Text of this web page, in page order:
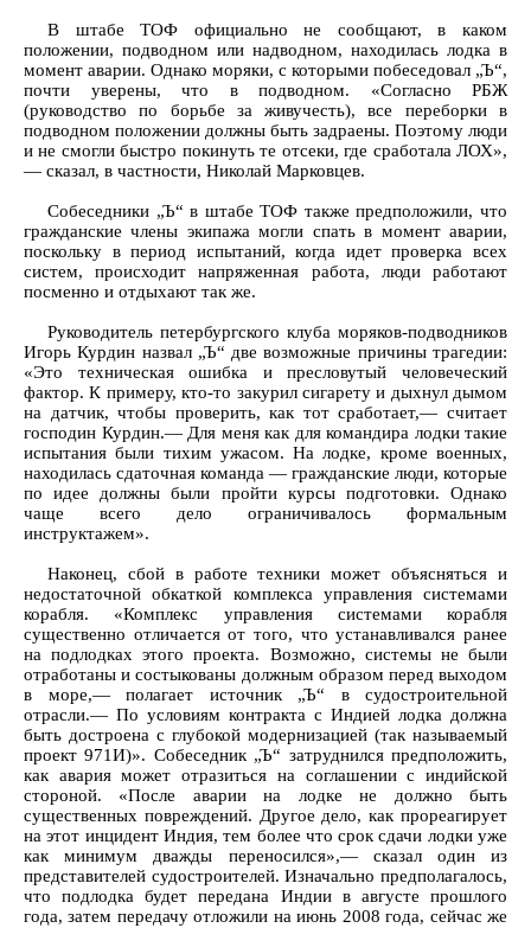
В штабе ТОФ официально не сообщают, в каком
положении, подводном или надводном, находилась лодка в
момент аварии. Однако моряки, с которыми побеседовал „Ъ“,
почти уверены, что в подводном. «Согласно РБЖ
(руководство по борьбе за живучесть), все переборки в
подводном положении должны быть задраены. Поэтому люди
и не смогли быстро покинуть те отсеки, где сработала ЛОХ»,
— сказал, в частности, Николай Марковцев.
Собеседники „Ъ“ в штабе ТОФ также предположили, что
гражданские члены экипажа могли спать в момент аварии,
поскольку в период испытаний, когда идет проверка всех
систем, происходит напряженная работа, люди работают
посменно и отдыхают так же.
Руководитель петербургского клуба моряков-подводников
Игорь Курдин назвал „Ъ“ две возможные причины трагедии:
«Это техническая ошибка и пресловутый человеческий
фактор. К примеру, кто-то закурил сигарету и дыхнул дымом
на датчик, чтобы проверить, как тот сработает,— считает
господин Курдин.— Для меня как для командира лодки такие
испытания были тихим ужасом. На лодке, кроме военных,
находилась сдаточная команда — гражданские люди, которые
по идее должны были пройти курсы подготовки. Однако
чаще всего дело ограничивалось формальным
инструктажем».
Наконец, сбой в работе техники может объясняться и
недостаточной обкаткой комплекса управления системами
корабля. «Комплекс управления системами корабля
существенно отличается от того, что устанавливался ранее
на подлодках этого проекта. Возможно, системы не были
отработаны и состыкованы должным образом перед выходом
в море,— полагает источник „Ъ“ в судостроительной
отрасли.— По условиям контракта с Индией лодка должна
быть достроена с глубокой модернизацией (так называемый
проект 971И)». Собеседник „Ъ“ затруднился предположить,
как авария может отразиться на соглашении с индийской
стороной. «После аварии на лодке не должно быть
существенных повреждений. Другое дело, как прореагирует
на этот инцидент Индия, тем более что срок сдачи лодки уже
как минимум дважды переносился»,— сказал один из
представителей судостроителей. Изначально предполагалось,
что подлодка будет передана Индии в августе прошлого
года, затем передачу отложили на июнь 2008 года, сейчас же